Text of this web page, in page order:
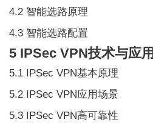
4.2 智能选路原理
4.3 智能选路配置
5 IPSec VPN技术与应用
5.1 IPSec VPN基本原理
5.2 IPSec VPN应用场景
5.3 IPSec VPN高可靠性